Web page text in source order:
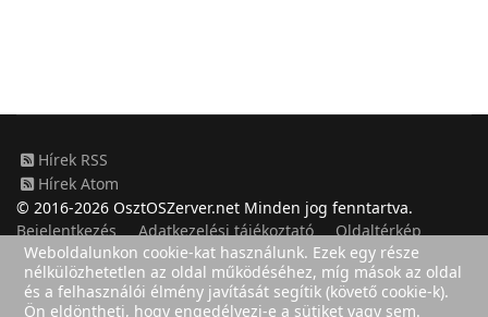
Hírek RSS
Hírek Atom
© 2016-2026 OsztOSZerver.net Minden jog fenntartva.
Bejelentkezés
Adatkezelési tájékoztató
Oldaltérkép
Weboldalunkon cookie-kat használunk. Ezek egy része
nélkülözhetetlen az oldal működéséhez, míg mások az oldal
és a felhasználói élmény javítását segítik (követő cookie-k).
Ön eldöntheti, hogy engedélyezi-e a sütiket vagy sem.